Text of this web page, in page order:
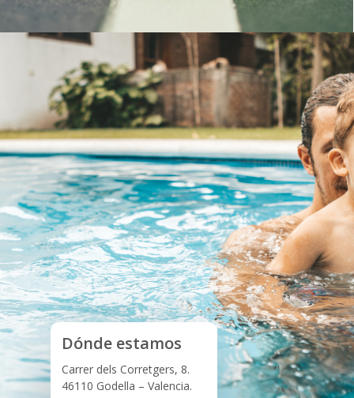
Dónde estamos
Carrer dels Corretgers, 8.
46110 Godella – Valencia.